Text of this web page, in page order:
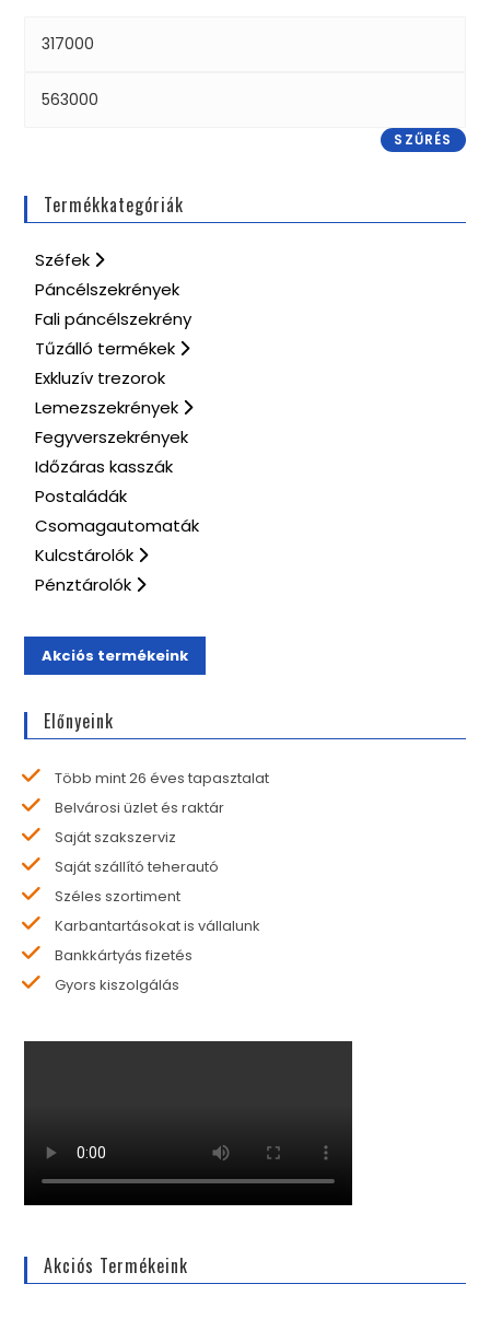
SZŰRÉS
Termékkategóriák
Széfek
Páncélszekrények
Fali páncélszekrény
Tűzálló termékek
Exkluzív trezorok
Lemezszekrények
Fegyverszekrények
Időzáras kasszák
Postaládák
Csomagautomaták
Kulcstárolók
Pénztárolók
Akciós termékeink
Előnyeink
Több mint 26 éves tapasztalat
Belvárosi üzlet és raktár
Saját szakszerviz
Saját szállító teherautó
Széles szortiment
Karbantartásokat is vállalunk
Bankkártyás fizetés
Gyors kiszolgálás
Akciós Termékeink